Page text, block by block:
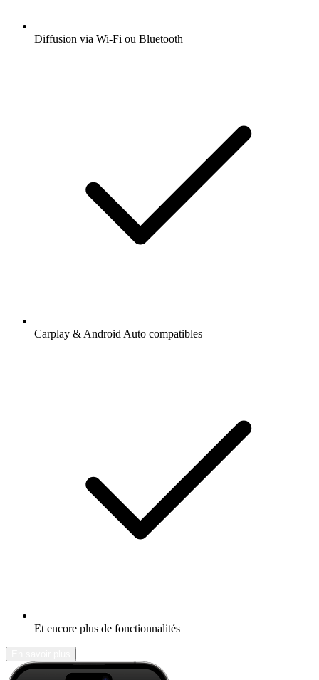
Diffusion via Wi-Fi ou Bluetooth
Carplay & Android Auto compatibles
Et encore plus de fonctionnalités